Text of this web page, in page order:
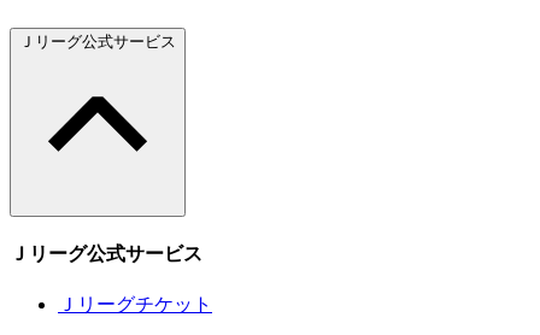
Ｊリーグ公式サービス
Ｊリーグ公式サービス
Ｊリーグチケット